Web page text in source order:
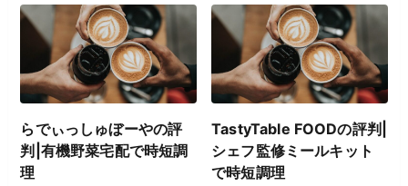
らでぃっしゅぼーやの評
判|有機野菜宅配で時短調
理
TastyTable FOODの評判|
シェフ監修ミールキット
で時短調理